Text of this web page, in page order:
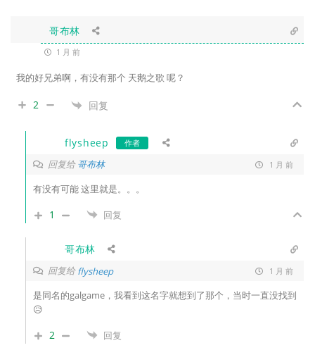
哥布林
1 月 前
我的好兄弟啊，有没有那个 天鹅之歌 呢？
2 回复
flysheep 作者
回复给哥布林 1 月 前
有没有可能 这里就是。。。
1 回复
哥布林
回复给flysheep 1 月 前
是同名的galgame，我看到这名字就想到了那个，当时一直没找到
😥
2 回复